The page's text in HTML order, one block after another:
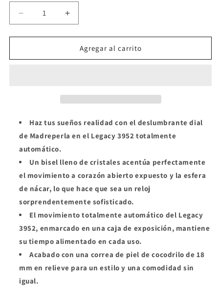
Reducir
cantidad
para
3952
Aumentar
cantidad
para
Elizabeth
3952
Agregar al carrito
Haz tus sueños realidad con el deslumbrante dial
de Madreperla en el Legacy 3952 totalmente
automático.
Un bisel lleno de cristales acentúa perfectamente
el movimiento a corazón abierto expuesto y la esfera
de nácar, lo que hace que sea un reloj
sorprendentemente sofisticado.
El movimiento totalmente automático del Legacy
3952, enmarcado en una caja de exposición, mantiene
su tiempo alimentado en cada uso.
Acabado con una correa de piel de cocodrilo de 18
mm en relieve para un estilo y una comodidad sin
igual.